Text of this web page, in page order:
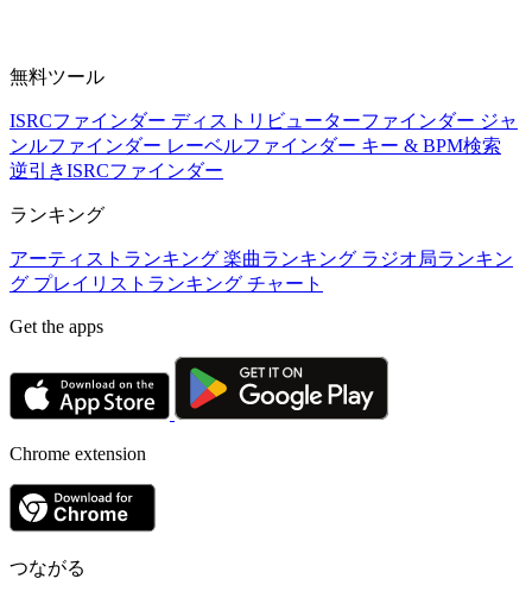
無料ツール
ISRCファインダー ディストリビューターファインダー ジャ
ンルファインダー レーベルファインダー キー & BPM検索
逆引きISRCファインダー
ランキング
アーティストランキング 楽曲ランキング ラジオ局ランキン
グ プレイリストランキング チャート
Get the apps
Chrome extension
つながる